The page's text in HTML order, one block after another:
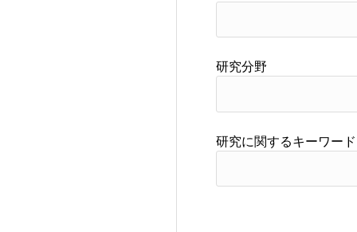
研究分野
研究に関するキーワード